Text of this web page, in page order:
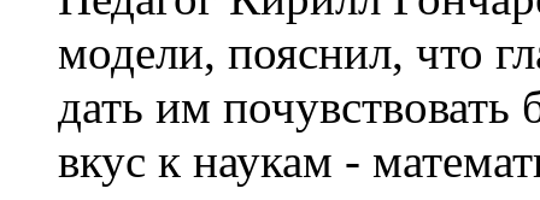
модели, пояснил, что
дать им почувствовать
вкус к наукам -